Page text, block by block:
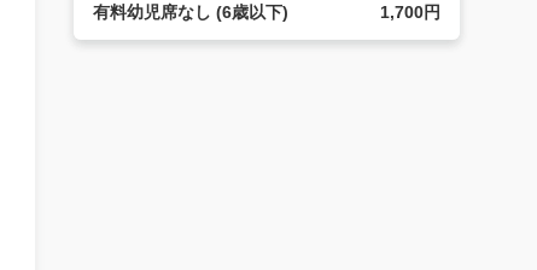
有料幼児席なし (6歳以下) 1,700円